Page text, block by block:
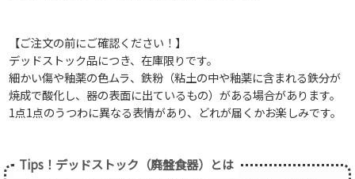
【ご注文の前にご確認ください！】
デッドストック品につき、在庫限りです。
細かい傷や釉薬の色ムラ、鉄粉（粘土の中や釉薬に含まれる鉄分が
焼成で酸化し、器の表面に出ているもの）がある場合があります。
1点1点のうつわに異なる表情があり、どれが届くかお楽しみです。
Tips！デッドストック（廃盤食器）とは